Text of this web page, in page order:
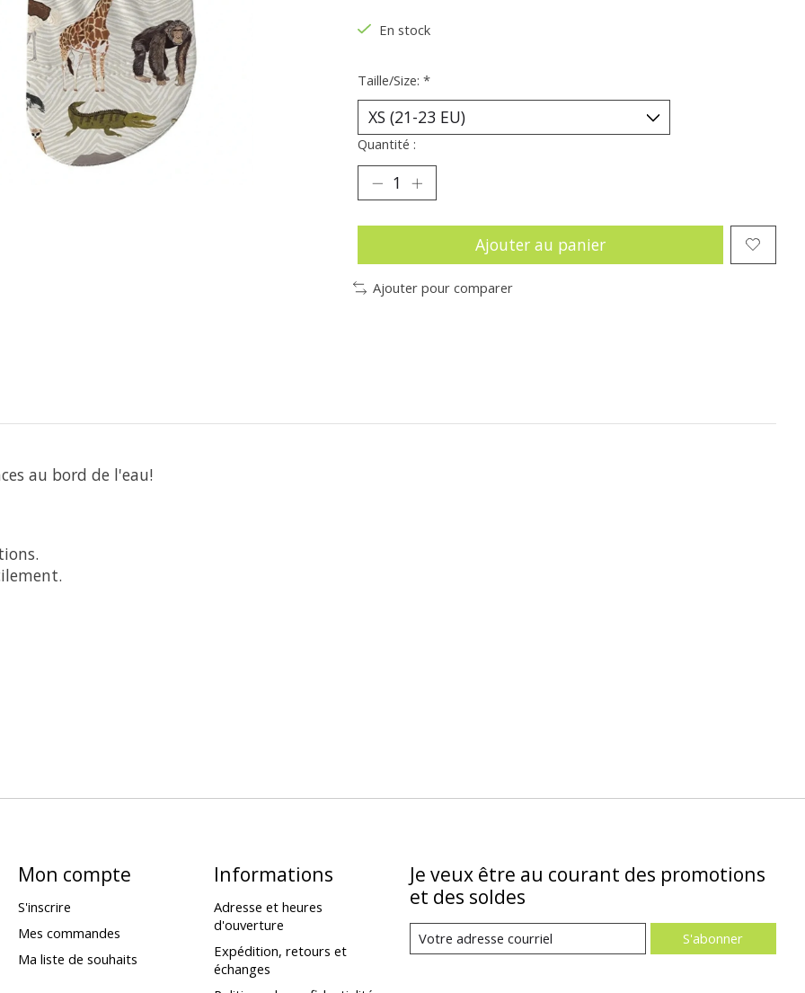
En stock
Taille/Size: *
Quantité :
Ajouter au panier
Ajouter pour comparer
au bord de l'eau!
Mon compte
S'inscrire
Mes commandes
Ma liste de souhaits
Informations
Adresse et heures
d'ouverture
Expédition, retours et
échanges
Je veux être au courant des promotions
et des soldes
S'abonner